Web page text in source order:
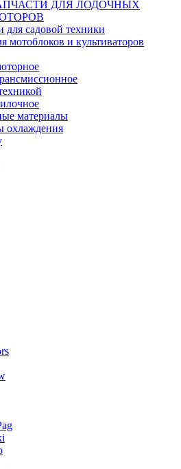
ДЛЯ ЛОДОЧНЫХ
для садовой техники
мотоблоков и культиваторов
материалы
охлаждения